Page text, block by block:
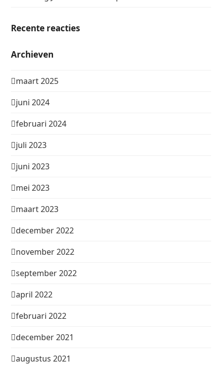
Recente reacties
Archieven
maart 2025
juni 2024
februari 2024
juli 2023
juni 2023
mei 2023
maart 2023
december 2022
november 2022
september 2022
april 2022
februari 2022
december 2021
augustus 2021